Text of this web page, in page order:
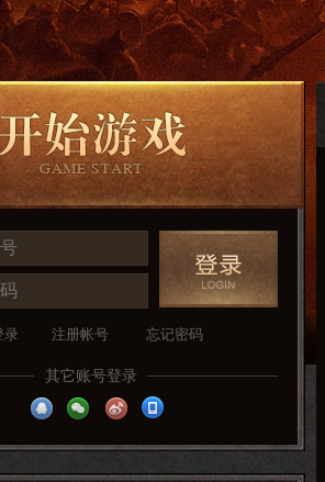
录 注册帐号 忘记密码
其它账号登录